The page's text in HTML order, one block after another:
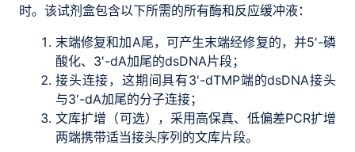
时。该试剂盒包含以下所需的所有酶和反应缓冲液：
末端修复和加A尾，可产生末端经修复的，并5'-磷
酸化、3'-dA加尾的dsDNA片段；
接头连接，这期间具有3'-dTMP端的dsDNA接头
与3'-dA加尾的分子连接；
文库扩增（可选），采用高保真、低偏差PCR扩增
两端携带适当接头序列的文库片段。